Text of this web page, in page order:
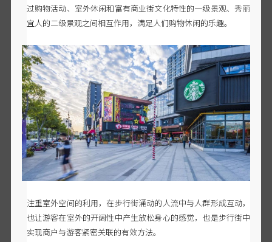
过购物活动、室外休闲和富有商业街文化特性的一级景观、秀丽
宜人的二级景观之间相互作用，满足人们购物休闲的乐趣。
注重室外空间的利用，在步行街涌动的人流中与人群形成互动，
也让游客在室外的开阔性中产生放松身心的感觉，也是步行街中
实现商户与游客紧密关联的有效方法。